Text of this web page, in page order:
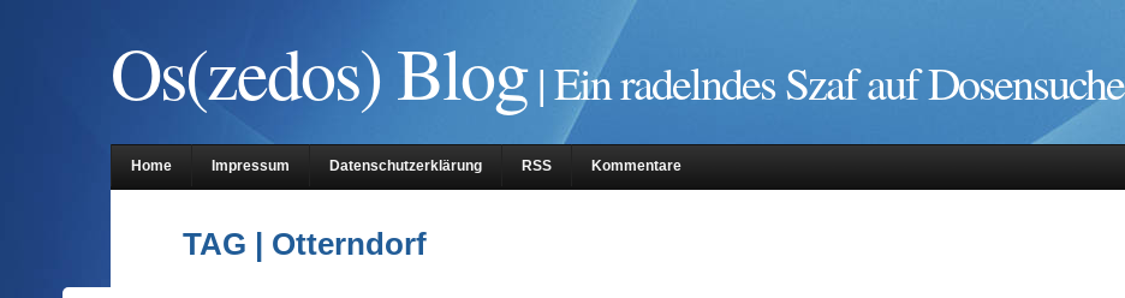
Os(zedos) Blog| Ein radelndes Szaf auf Dosensuche
Home Impressum Datenschutzerklärung RSS Kommentare
TAG | Otterndorf